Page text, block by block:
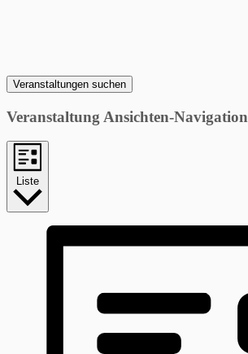
Veranstaltungen suchen
Veranstaltung Ansichten-Navigation
Liste